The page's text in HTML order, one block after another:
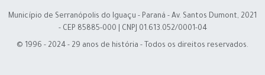
Município de Serranópolis do Iguaçu - Paraná - Av. Santos Dumont, 2021
- CEP 85885-000 | CNPJ 01.613.052/0001-04
© 1996 - 2024 - 29 anos de história - Todos os direitos reservados.